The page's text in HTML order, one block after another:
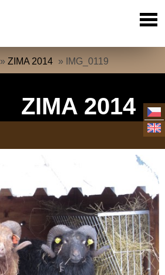
»ZIMA 2014 » IMG_0119
ZIMA 2014